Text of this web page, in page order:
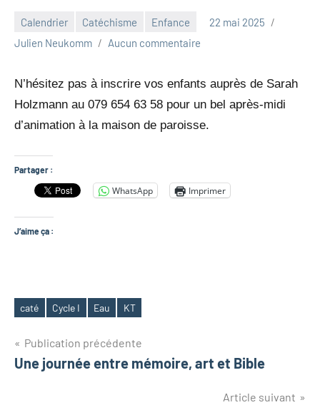
Calendrier Catéchisme Enfance
22 mai 2025
Julien Neukomm
Aucun commentaire
N’hésitez pas à inscrire vos enfants auprès de Sarah
Holzmann au 079 654 63 58 pour un bel après-midi
d’animation à la maison de paroisse.
Partager :
WhatsApp Imprimer
J’aime ça :
Étiquettes
caté Cycle I Eau KT
Navigation
de
Publication précédente
Une journée entre mémoire, art et Bible
Article suivant